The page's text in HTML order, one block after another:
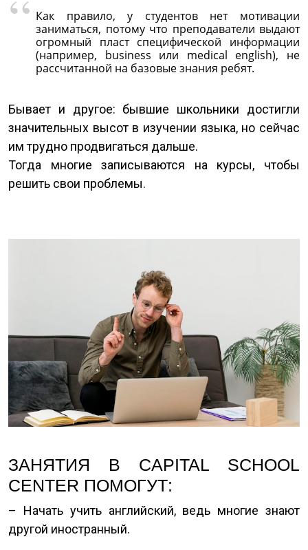
Как правило, у студентов нет мотивации
заниматься, потому что преподаватели выдают
огромный пласт специфической информации
(например, business или medical english), не
рассчитанной на базовые знания ребят.
Бывает и другое: бывшие школьники достигли
значительных высот в изучении языка, но сейчас
им трудно продвигаться дальше.
Тогда многие записываются на курсы, чтобы
решить свои проблемы.
ЗАНЯТИЯ В CAPITAL SCHOOL
CENTER ПОМОГУТ:
– Начать учить английский, ведь многие знают
другой иностранный.